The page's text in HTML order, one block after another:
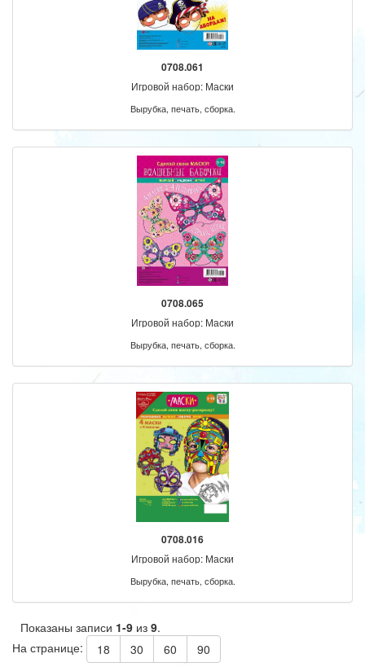
0708.061
Игровой набор: Маски
Вырубка, печать, сборка.
0708.065
Игровой набор: Маски
Вырубка, печать, сборка.
0708.016
Игровой набор: Маски
Вырубка, печать, сборка.
Показаны записи 1-9 из 9.
На странице:
18 30 60 90